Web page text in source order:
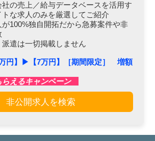
社の売上／給与データベースを活用す
トな求人のみを厳選してご紹介
が100%独自開拓だから急募案件や非
派遣は一切掲載しません
円】▶︎【7万円】［期間限定］ 増額
えるキャンペーン
非公開求人を検索